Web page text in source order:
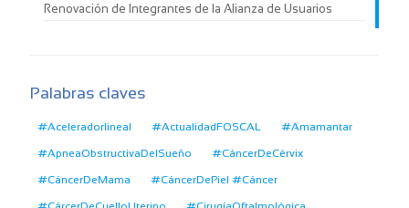
Renovación de Integrantes de la Alianza de Usuarios
Palabras claves
#Aceleradorlineal #ActualidadFOSCAL #Amamantar
#ApneaObstructivaDelSueño #CáncerDeCérvix
#CáncerDeMama #CáncerDePiel #Cáncer